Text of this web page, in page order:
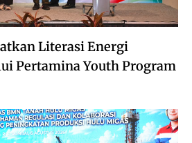
Literasi Energi
Pertamina Youth Program